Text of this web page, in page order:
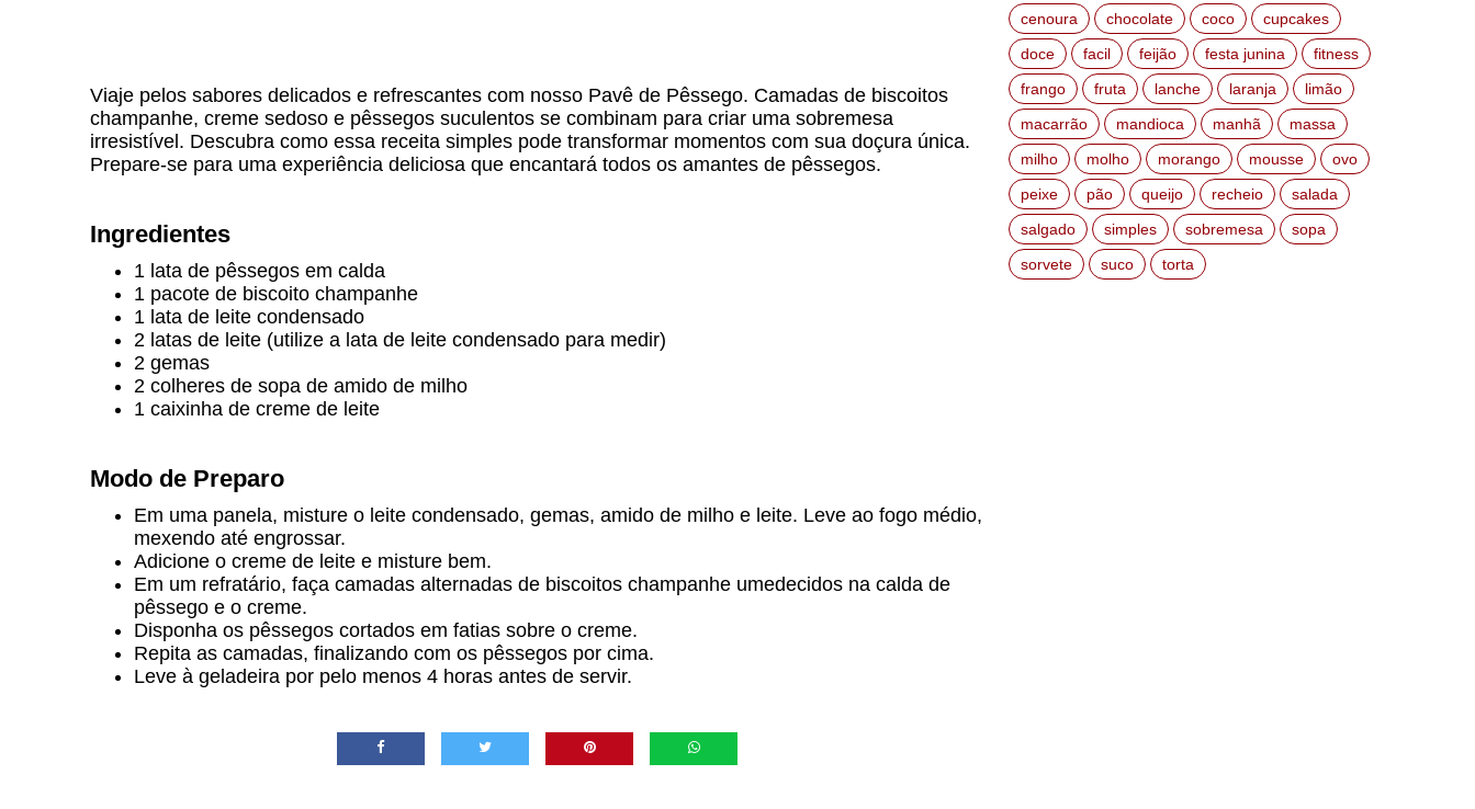
Viaje pelos sabores delicados e refrescantes com nosso Pavê de Pêssego. Camadas de biscoitos
champanhe, creme sedoso e pêssegos suculentos se combinam para criar uma sobremesa
irresistível. Descubra como essa receita simples pode transformar momentos com sua doçura única.
Prepare-se para uma experiência deliciosa que encantará todos os amantes de pêssegos.
Ingredientes
1 lata de pêssegos em calda
1 pacote de biscoito champanhe
1 lata de leite condensado
2 latas de leite (utilize a lata de leite condensado para medir)
2 gemas
2 colheres de sopa de amido de milho
1 caixinha de creme de leite
Modo de Preparo
Em uma panela, misture o leite condensado, gemas, amido de milho e leite. Leve ao fogo médio,
mexendo até engrossar.
Adicione o creme de leite e misture bem.
Em um refratário, faça camadas alternadas de biscoitos champanhe umedecidos na calda de
pêssego e o creme.
Disponha os pêssegos cortados em fatias sobre o creme.
Repita as camadas, finalizando com os pêssegos por cima.
Leve à geladeira por pelo menos 4 horas antes de servir.
cenoura
chocolate coco
cupcakes
doce
facil feijão festa junina
fitness
frango
fruta lanche laranja
limão
macarrão
mandioca manhã
massa
milho
molho morango mousse
ovo
peixe
pão queijo recheio
salada
salgado
simples sobremesa
sopa
sorvete
suco torta